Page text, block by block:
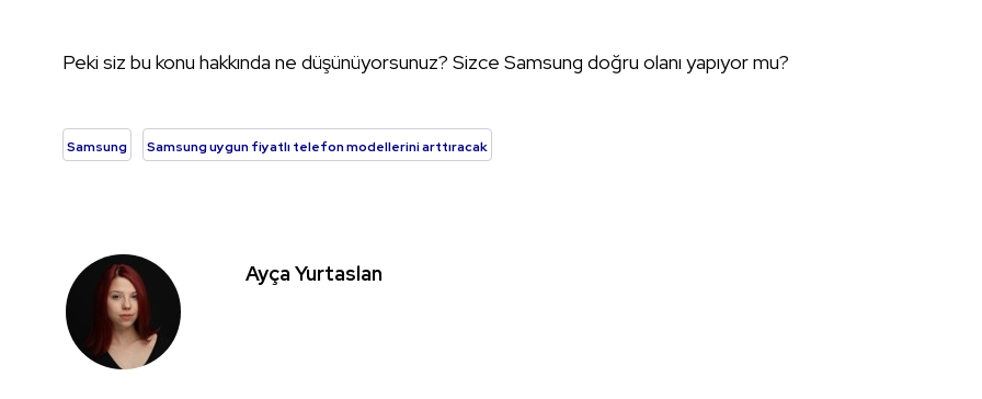
Peki siz bu konu hakkında ne düşünüyorsunuz? Sizce Samsung doğru olanı yapıyor mu?
Samsung Samsung uygun fiyatlı telefon modellerini arttıracak
Ayça Yurtaslan